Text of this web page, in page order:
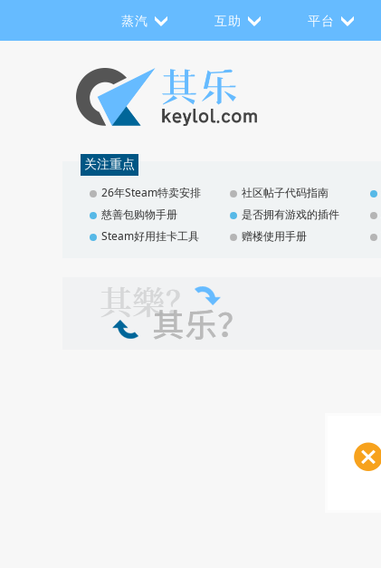
蒸汽 互助 平台
关注重点
26年Steam特卖安排 社区帖子代码指南
慈善包购物手册
是否拥有游戏的插件
Steam好用挂卡工具
赠楼使用手册